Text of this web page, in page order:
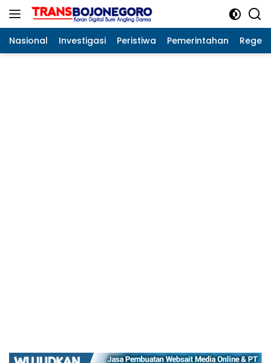
Langsung
Nasional Investigasi Peristiwa Pemerintahan